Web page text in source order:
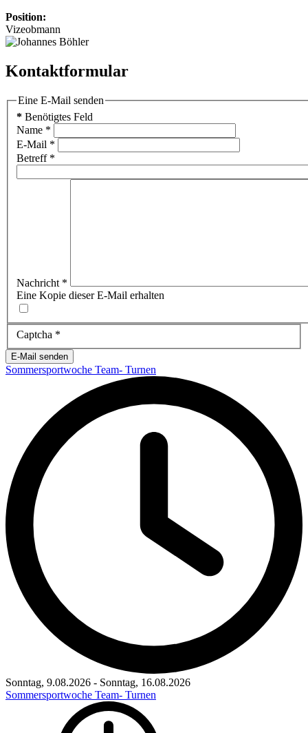
Position:
Vizeobmann
Kontaktformular
Eine E-Mail senden
* Benötigtes Feld
Name *
E-Mail *
Betreff*
Nachricht *
Eine Kopie dieser E-Mail erhalten
Captcha *
E-Mail senden
Sommersportwoche Team- Turnen
Sonntag, 9.08.2026 - Sonntag, 16.08.2026
Sommersportwoche Team- Turnen